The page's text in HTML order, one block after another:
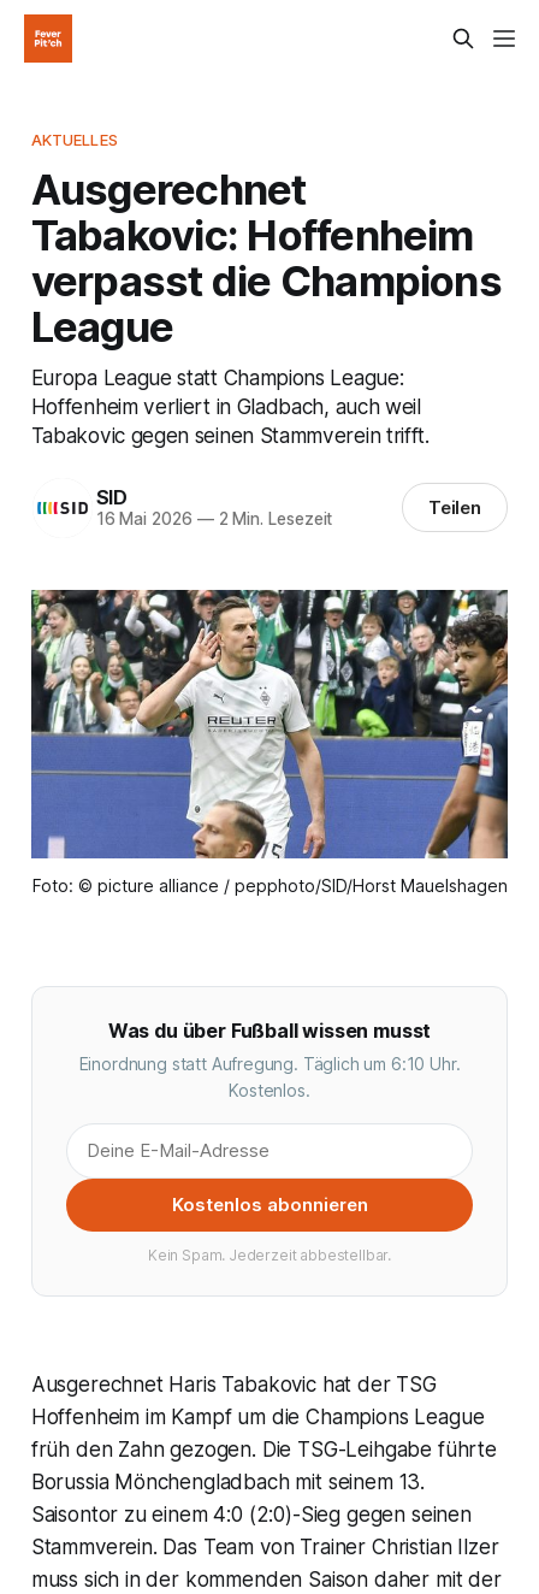
AKTUELLES
Ausgerechnet
Tabakovic: Hoffenheim
verpasst die Champions
League
Europa League statt Champions League:
Hoffenheim verliert in Gladbach, auch weil
Tabakovic gegen seinen Stammverein trifft.
SID
16 Mai 2026 —2 Min. Lesezeit Teilen
Foto: © picture alliance / pepphoto/SID/Horst Mauelshagen
Was du über Fußball wissen musst
Einordnung statt Aufregung. Täglich um 6:10 Uhr.
Kostenlos.
Kostenlos abonnieren
Kein Spam. Jederzeit abbestellbar.
Ausgerechnet Haris Tabakovic hat der TSG
Hoffenheim im Kampf um die Champions League
früh den Zahn gezogen. Die TSG-Leihgabe führte
Borussia Mönchengladbach mit seinem 13.
Saisontor zu einem 4:0 (2:0)-Sieg gegen seinen
Stammverein. Das Team von Trainer Christian Ilzer
muss sich in der kommenden Saison daher mit der